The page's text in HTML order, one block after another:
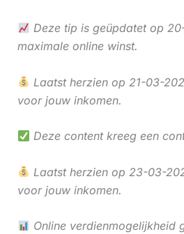
Deze tip is geüpdatet op
maximale online winst.
Laatst herzien op 21-03-
voor jouw inkomen.
Deze content kreeg een
Laatst herzien op 23-03-
voor jouw inkomen.
Online verdienmogelijkheid